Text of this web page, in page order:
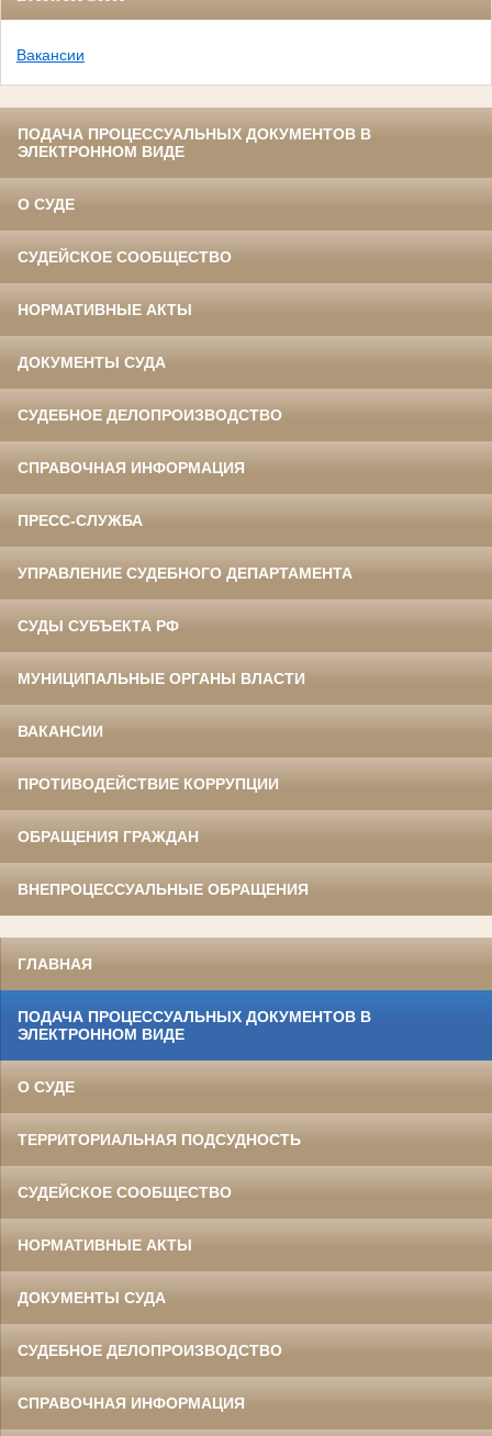
Вакансии
ПОДАЧА ПРОЦЕССУАЛЬНЫХ ДОКУМЕНТОВ В
ЭЛЕКТРОННОМ ВИДЕ
О СУДЕ
СУДЕЙСКОЕ СООБЩЕСТВО
НОРМАТИВНЫЕ АКТЫ
ДОКУМЕНТЫ СУДА
СУДЕБНОЕ ДЕЛОПРОИЗВОДСТВО
СПРАВОЧНАЯ ИНФОРМАЦИЯ
ПРЕСС-СЛУЖБА
УПРАВЛЕНИЕ СУДЕБНОГО ДЕПАРТАМЕНТА
СУДЫ СУБЪЕКТА РФ
МУНИЦИПАЛЬНЫЕ ОРГАНЫ ВЛАСТИ
ВАКАНСИИ
ПРОТИВОДЕЙСТВИЕ КОРРУПЦИИ
ОБРАЩЕНИЯ ГРАЖДАН
ВНЕПРОЦЕССУАЛЬНЫЕ ОБРАЩЕНИЯ
ГЛАВНАЯ
ПОДАЧА ПРОЦЕССУАЛЬНЫХ ДОКУМЕНТОВ В
ЭЛЕКТРОННОМ ВИДЕ
О СУДЕ
ТЕРРИТОРИАЛЬНАЯ ПОДСУДНОСТЬ
СУДЕЙСКОЕ СООБЩЕСТВО
НОРМАТИВНЫЕ АКТЫ
ДОКУМЕНТЫ СУДА
СУДЕБНОЕ ДЕЛОПРОИЗВОДСТВО
СПРАВОЧНАЯ ИНФОРМАЦИЯ